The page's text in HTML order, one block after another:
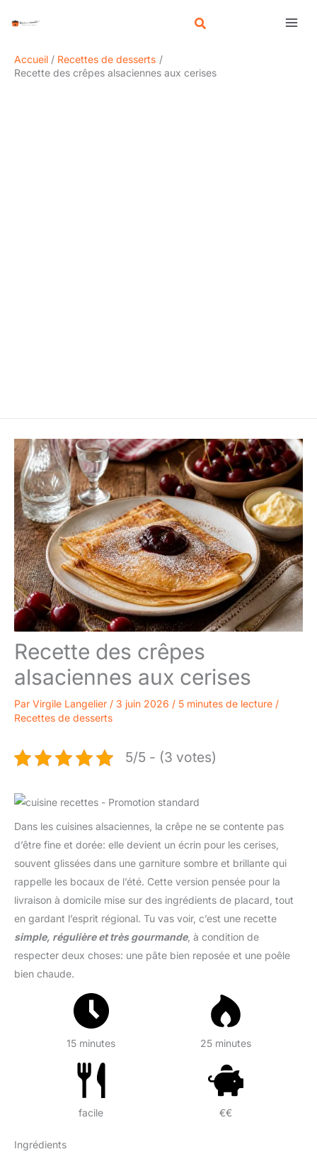
Accueil
Recettes de desserts
Recette des crêpes alsaciennes aux cerises
Recette des crêpes
alsaciennes aux cerises
Par Virgile Langelier / 3 juin 2026 / 5 minutes de lecture /
Recettes de desserts
5/5 - (3 votes)
Dans les cuisines alsaciennes, la crêpe ne se contente pas
d’être fine et dorée: elle devient un écrin pour les cerises,
souvent glissées dans une garniture sombre et brillante qui
rappelle les bocaux de l’été. Cette version pensée pour la
livraison à domicile mise sur des ingrédients de placard, tout
en gardant l’esprit régional. Tu vas voir, c’est une recette
simple, régulière et très gourmande, à condition de
respecter deux choses: une pâte bien reposée et une poêle
bien chaude.
15 minutes 25 minutes
facile €€
Ingrédients
e
h